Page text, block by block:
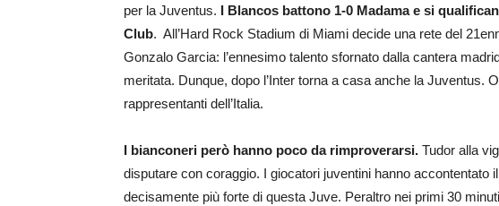
per la Juventus. I Blancos battono 1-0 Madama e si
Club. All’Hard Rock Stadium di Miami decide una rete del
Gonzalo Garcia: l’ennesimo talento sfornato dalla cantera
meritata. Dunque, dopo l’Inter torna a casa anche la Juventus.
rappresentanti dell’Italia.
I bianconeri però hanno poco da rimproverarsi. Tudor alla
disputare con coraggio. I giocatori juventini hanno accontentato
decisamente più forte di questa Juve. Peraltro nei primi 30